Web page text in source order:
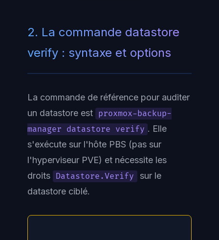
2. La commande datastore
verify : syntaxe et options
La commande de référence pour auditer
un datastore est proxmox-backup-
manager datastore verify . Elle
s'exécute sur l'hôte PBS (pas sur
l'hyperviseur PVE) et nécessite les
droits Datastore.Verify
sur le
datastore ciblé.